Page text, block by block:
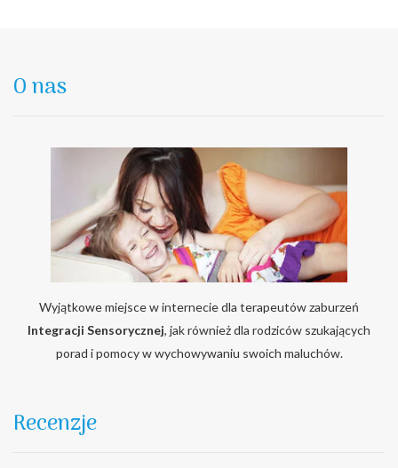
O nas
Wyjątkowe miejsce w internecie dla terapeutów zaburzeń
Integracji Sensorycznej, jak również dla rodziców szukających
porad i pomocy w wychowywaniu swoich maluchów.
Recenzje